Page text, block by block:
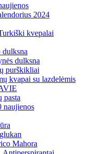
2024
kvepalai
dulksna
purškikliai
kvapai su lazdelėmis
pasta
naujienos
Mahora